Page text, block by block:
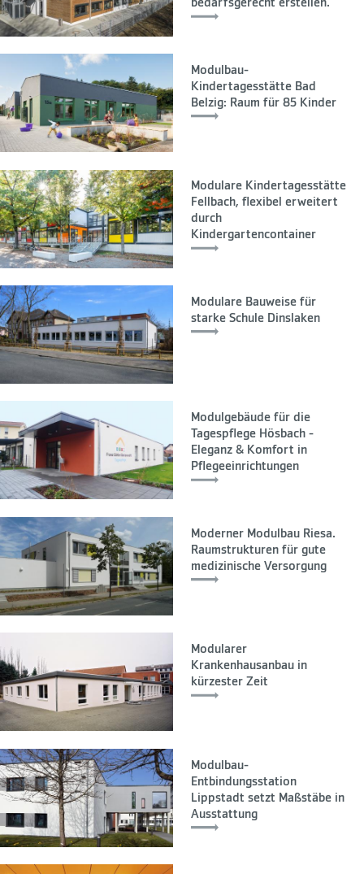
bedarfsgerecht erstellen.
Modulbau-
Kindertagesstätte Bad
Belzig: Raum für 85 Kinder
Modulare Kindertagesstätte
Fellbach, flexibel erweitert
durch
Kindergartencontainer
Modulare Bauweise für
starke Schule Dinslaken
Modulgebäude für die
Tagespflege Hösbach -
Eleganz & Komfort in
Pflegeeinrichtungen
Moderner Modulbau Riesa.
Raumstrukturen für gute
medizinische Versorgung
Modularer
Krankenhausanbau in
kürzester Zeit
Modulbau-
Entbindungsstation
Lippstadt setzt Maßstäbe in
Ausstattung